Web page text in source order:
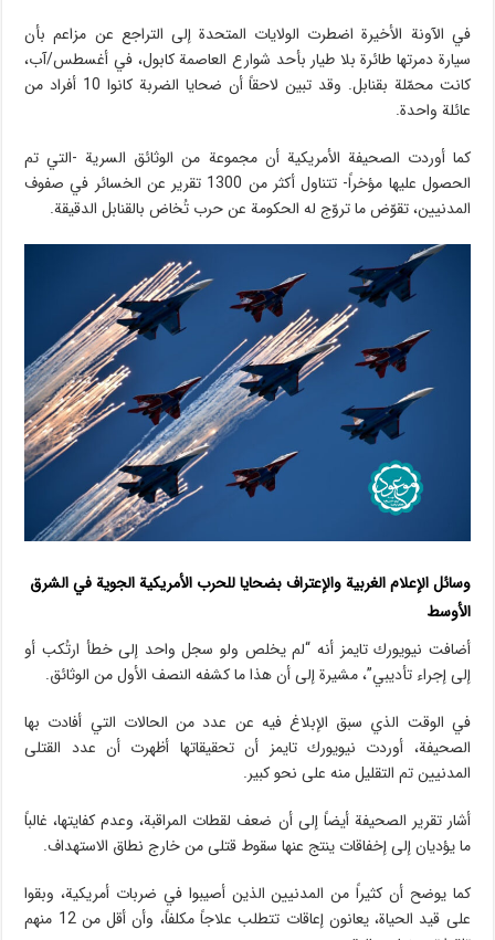
في الآونة الأخيرة اضطرت الولايات المتحدة إلى التراجع عن مزاعم بأن
سيارة دمرتها طائرة بلا طيار بأحد شوارع العاصمة كابول، في أغسطس/آب،
كانت محمّلة بقنابل. وقد تبين لاحقاً أن ضحايا الضربة كانوا 10 أفراد من
عائلة واحدة.
كما أوردت الصحيفة الأمريكية أن مجموعة من الوثائق السرية -التي تم
الحصول عليها مؤخراً- تتناول أكثر من 1300 تقرير عن الخسائر في صفوف
المدنيين، تقوّض ما تروّج له الحكومة عن حرب تُخاض بالقنابل الدقيقة.
وسائل الإعلام الغربية والإعتراف بضحايا للحرب الأمريكية الجوية في الشرق
الأوسط
أضافت نيويورك تايمز أنه “لم يخلص ولو سجل واحد إلى خطأ ارتُكب أو
إلى إجراء تأديبي”، مشيرة إلى أن هذا ما كشفه النصف الأول من الوثائق.
في الوقت الذي سبق الإبلاغ فيه عن عدد من الحالات التي أفادت بها
الصحيفة، أوردت نيويورك تايمز أن تحقيقاتها أظهرت أن عدد القتلى
المدنيين تم التقليل منه على نحو كبير.
أشار تقرير الصحيفة أيضاً إلى أن ضعف لقطات المراقبة، وعدم كفايتها، غالباً
ما يؤديان إلى إخفاقات ينتج عنها سقوط قتلى من خارج نطاق الاستهداف.
كما يوضح أن كثيراً من المدنيين الذين أصيبوا في ضربات أمريكية، وبقوا
على قيد الحياة، يعانون إعاقات تتطلب علاجاً مكلفاً، وأن أقل من 12 منهم